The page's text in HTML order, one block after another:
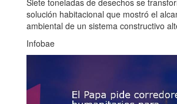
solución habitacional que mostró el
ambiental de un sistema constructivo
Infobae